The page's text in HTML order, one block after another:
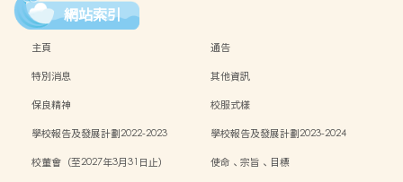
網站索引
主頁
通告
特別消息
其他資訊
保良精神
校服式樣
學校報告及發展計劃2022-2023
學校報告及發展計劃2023-2024
校董會（至2027年3月31日止）
使命、宗旨、目標